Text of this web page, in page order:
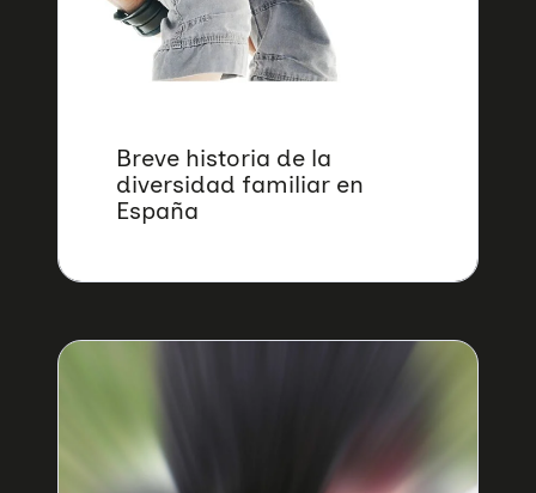
Breve historia de la
diversidad familiar en
España